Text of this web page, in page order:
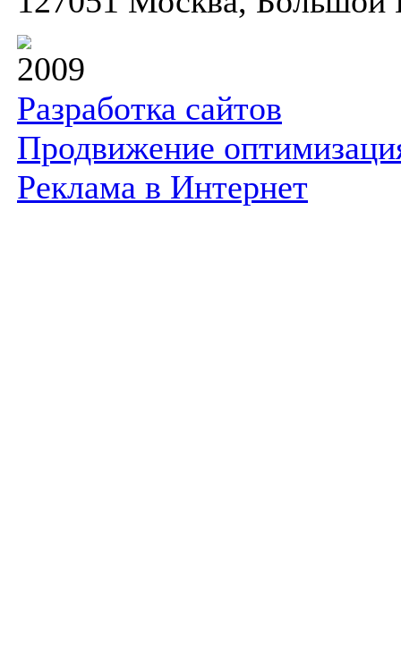
2009
Разработка сайтов
Продвижение
Реклама в Интернет